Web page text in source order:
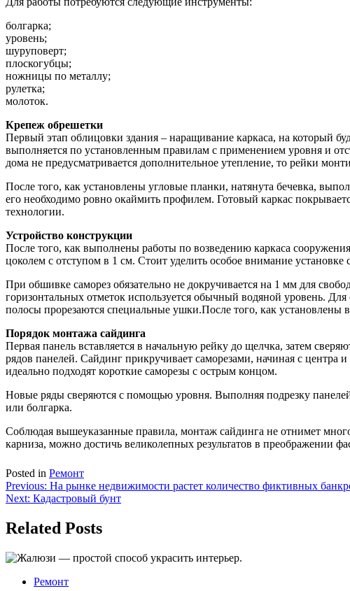
болгарка;
уровень;
шуруповерт;
плоскогубцы;
ножницы по металлу;
рулетка;
молоток.
Крепеж обрешетки
Первый этап облицовки здания – наращивание каркаса, на который
выполняется по установленным правилам с применением уровня и
дома не предусматривается дополнительное утепление, то рейки
После того, как установлены угловые планки, натянута бечевка,
его необходимо ровно окаймить профилем. Готовый каркас
технологии.
Устройство конструкции
После того, как выполнены работы по возведению каркаса
цоколем с отступом в 1 см. Стоит уделить особое внимание
При обшивке саморез обязательно не докручивается на 1 мм для
горизонтальных отметок используется обычный водяной уровень.
полосы прорезаются специальные ушки.После того, как установлены
Порядок монтажа сайдинга
Первая панель вставляется в начальную рейку до щелчка, затем
рядов панелей. Сайдинг прикручивает саморезами, начиная с центра
идеально подходят короткие саморезы с острым концом.
Новые ряды сверяются с помощью уровня. Выполняя подрезку
или болгарка.
Соблюдая вышеуказанные правила, монтаж сайдинга не отнимет
карниза, можно достичь великолепных результатов в преображении
Posted in Ремонт
Навигация
по
записям
Previous: На рынке недвижимости растет количество фиктивных
Next: Кадастровый бунт
Related Posts
Ремонт